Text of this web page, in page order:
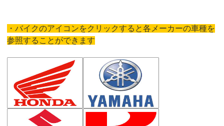
・バイクのアイコンをクリックすると各メーカーの車種を
参照することができます